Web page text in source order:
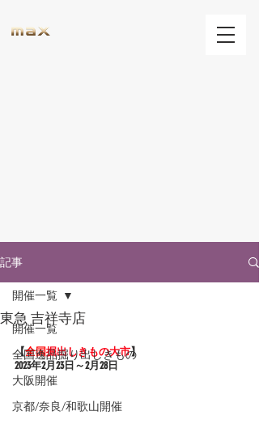
記事
開催一覧
全国逸品掘り出しきもの
大阪開催
京都/奈良/和歌山開催
開催一覧
東急 吉祥寺店
【全国掘出しきもの大市】
2023年2月23日～2月28日